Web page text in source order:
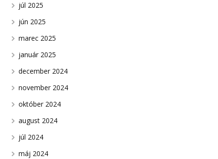
júl 2025
jún 2025
marec 2025
január 2025
december 2024
november 2024
október 2024
august 2024
júl 2024
máj 2024